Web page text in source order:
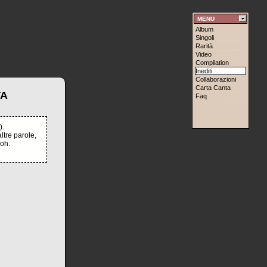
MENU
Album
Singoli
Rarità
Video
Compilation
Inediti
Collaborazioni
Carta Canta
Faq
parole,